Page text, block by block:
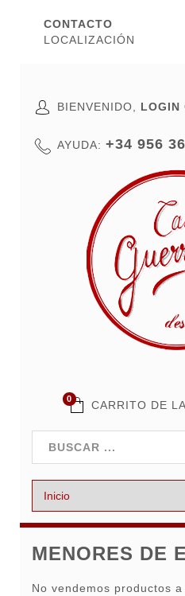
CONTACTO
LOCALIZACIÓN
BIENVENIDO, LOGIN
AYUDA: +34 956
CARRITO DE
0
MENORES DE
No vendemos productos